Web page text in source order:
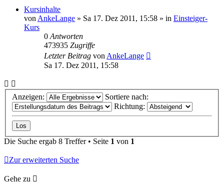
Kursinhalte
von AnkeLange » Sa 17. Dez 2011, 15:58 » in Einsteiger-
Kurs
0 Antworten
473935 Zugriffe
Letzter Beitrag von AnkeLange
Sa 17. Dez 2011, 15:58
Anzeigen:
Sortiere nach:
Richtung:
Die Suche ergab 8 Treffer • Seite 1 von 1
Zur erweiterten Suche
Gehe zu